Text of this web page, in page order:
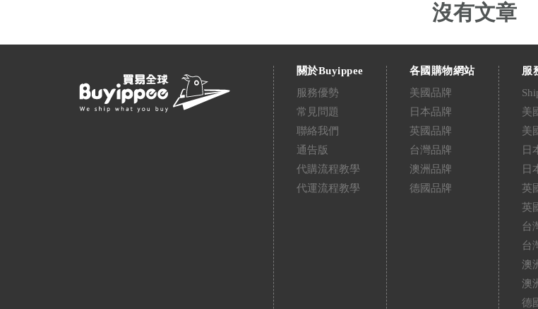
沒有文章
關於Buyippee
服務優勢
常見問題
聯絡我們
通告版
代購流程教學
代運流程教學
各國購物網站
美國品牌
日本品牌
英國品牌
台灣品牌
澳洲品牌
德國品牌
服
美
美
日
日
英
英
台
台
澳
澳
德